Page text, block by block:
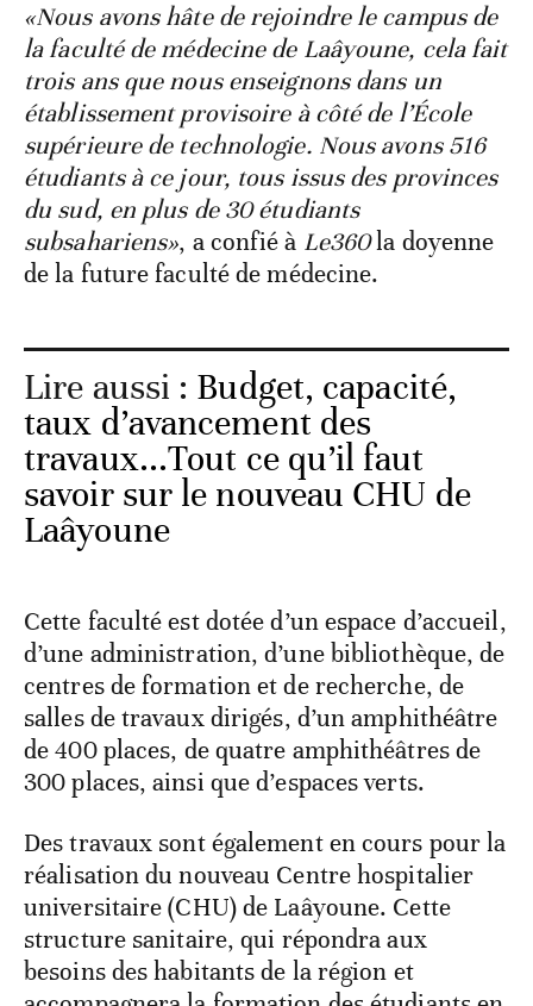
«Nous avons hâte de rejoindre le campus de
la faculté de médecine de Laâyoune, cela fait
trois ans que nous enseignons dans un
établissement provisoire à côté de l’École
supérieure de technologie. Nous avons 516
étudiants à ce jour, tous issus des provinces
du sud, en plus de 30 étudiants
subsahariens», a confié à Le360la doyenne
de la future faculté de médecine.
Lire aussi : Budget, capacité,
taux d’avancement des
travaux...Tout ce qu’il faut
savoir sur le nouveau CHU de
Laâyoune
Cette faculté est dotée d’un espace d’accueil,
d’une administration, d’une bibliothèque, de
centres de formation et de recherche, de
salles de travaux dirigés, d’un amphithéâtre
de 400 places, de quatre amphithéâtres de
300 places, ainsi que d’espaces verts.
Des travaux sont également en cours pour la
réalisation du nouveau Centre hospitalier
universitaire (CHU) de Laâyoune. Cette
structure sanitaire, qui répondra aux
besoins des habitants de la région et